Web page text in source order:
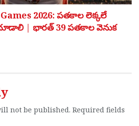
2026: పతకాల లెక్కలే
| భారత్ 39 పతకాల వెనుక
not be published. Required fields